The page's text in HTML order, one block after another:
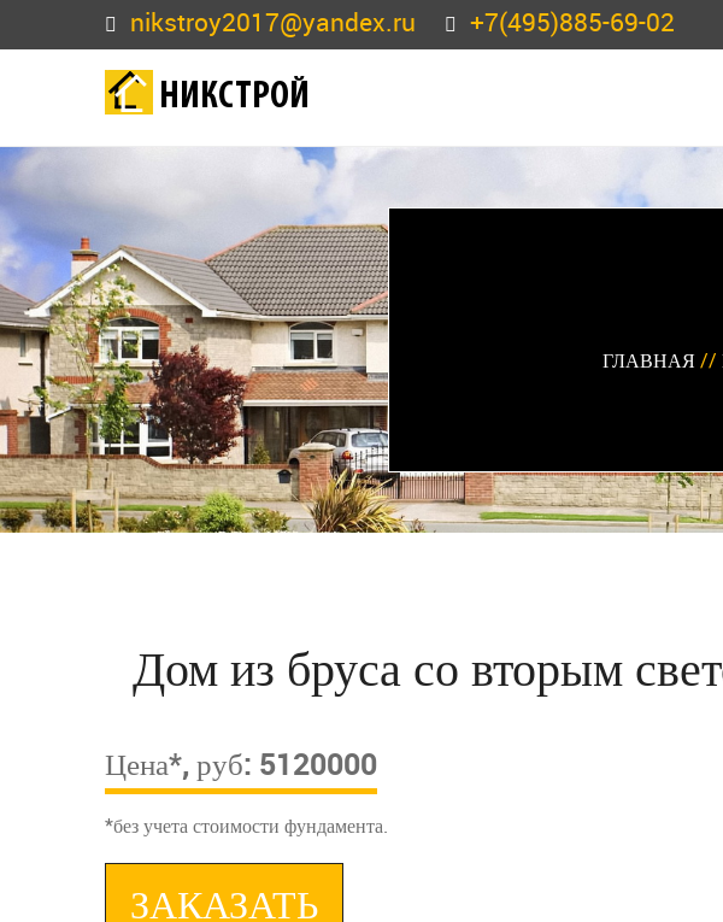
nikstroy2017@yandex.ru +7(495)885-69-02
НИКСТРОЙ
ГЛАВНАЯ //
Дом из бруса со вторым
Цена*, руб: 5120000
*без учета стоимости фундамента.
ЗАКАЗАТЬ